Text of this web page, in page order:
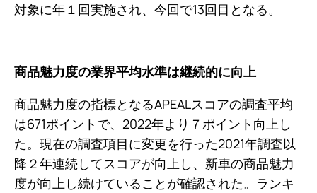
対象に年１回実施され、今回で13回目となる。
商品魅力度の業界平均水準は継続的に向上
商品魅力度の指標となるAPEALスコアの調査平均
は671ポイントで、2022年より７ポイント向上し
た。現在の調査項目に変更を行った2021年調査以
降２年連続してスコアが向上し、新車の商品魅力
度が向上し続けていることが確認された。ランキ